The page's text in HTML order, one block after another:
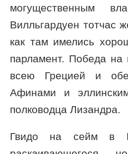
могущественным
Вилльгардуен тотчас
как там имелись
парламент. Победа на
всею Грецией и
Афинами и
полководца Лизандра.
Гвидо на сейм в